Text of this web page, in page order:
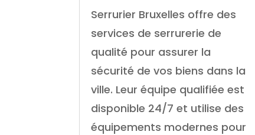
Serrurier Bruxelles offre des
services de serrurerie de
qualité pour assurer la
sécurité de vos biens dans la
ville. Leur équipe qualifiée est
disponible 24/7 et utilise des
équipements modernes pour